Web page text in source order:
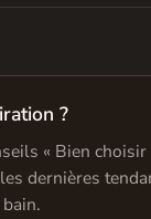
?
« Bien
dernières